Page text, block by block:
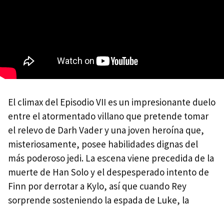
El climax del Episodio VII es un impresionante duelo
entre el atormentado villano que pretende tomar
el relevo de Darh Vader y una joven heroína que,
misteriosamente, posee habilidades dignas del
más poderoso jedi. La escena viene precedida de la
muerte de Han Solo y el despesperado intento de
Finn por derrotar a Kylo, así que cuando Rey
sorprende sosteniendo la espada de Luke, la